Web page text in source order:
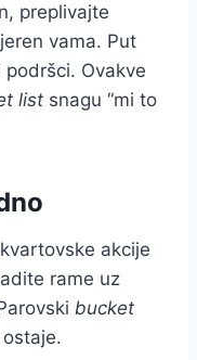
preplivajte
vama. Put
Ovakve
list snagu “mi to
akcije
rame uz
bucket